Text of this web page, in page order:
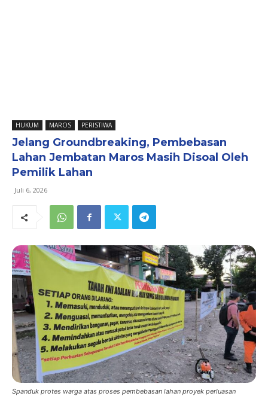
HUKUM MAROS PERISTIWA
Jelang Groundbreaking, Pembebasan
Lahan Jembatan Maros Masih Disoal Oleh
Pemilik Lahan
Juli 6, 2026
Spanduk protes warga atas proses pembebasan lahan proyek perluasan